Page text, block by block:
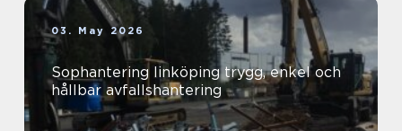
03. May 2026
Sophantering linköping trygg, enkel och
hållbar avfallshantering